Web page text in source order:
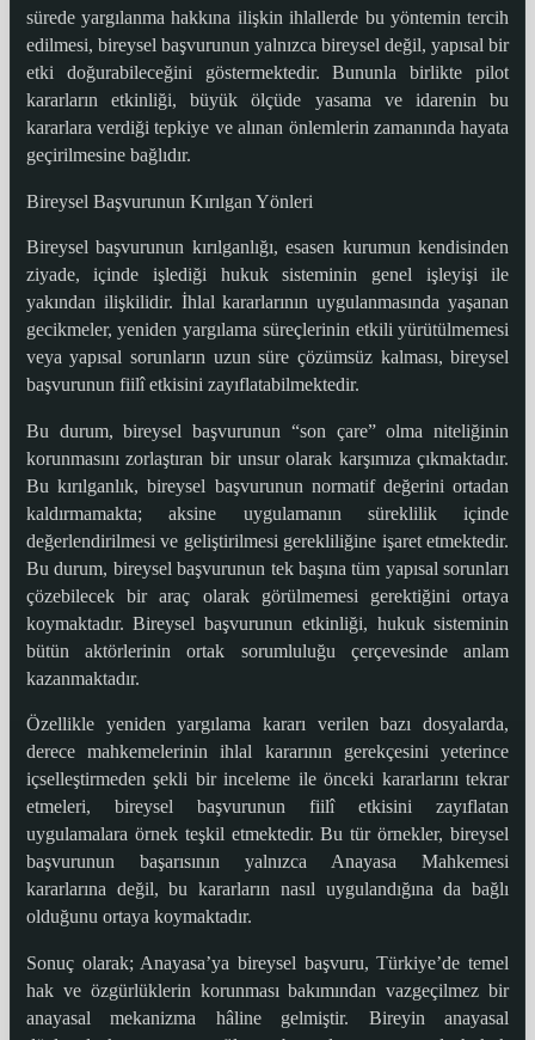
sürede yargılanma hakkına ilişkin ihlallerde bu yöntemin tercih
edilmesi, bireysel başvurunun yalnızca bireysel değil, yapısal bir
etki doğurabileceğini göstermektedir. Bununla birlikte pilot
kararların etkinliği, büyük ölçüde yasama ve idarenin bu
kararlara verdiği tepkiye ve alınan önlemlerin zamanında hayata
geçirilmesine bağlıdır.
Bireysel Başvurunun Kırılgan Yönleri
Bireysel başvurunun kırılganlığı, esasen kurumun kendisinden
ziyade, içinde işlediği hukuk sisteminin genel işleyişi ile
yakından ilişkilidir. İhlal kararlarının uygulanmasında yaşanan
gecikmeler, yeniden yargılama süreçlerinin etkili yürütülmemesi
veya yapısal sorunların uzun süre çözümsüz kalması, bireysel
başvurunun fiilî etkisini zayıflatabilmektedir.
Bu durum, bireysel başvurunun “son çare” olma niteliğinin
korunmasını zorlaştıran bir unsur olarak karşımıza çıkmaktadır.
Bu kırılganlık, bireysel başvurunun normatif değerini ortadan
kaldırmamakta; aksine uygulamanın süreklilik içinde
değerlendirilmesi ve geliştirilmesi gerekliliğine işaret etmektedir.
Bu durum, bireysel başvurunun tek başına tüm yapısal sorunları
çözebilecek bir araç olarak görülmemesi gerektiğini ortaya
koymaktadır. Bireysel başvurunun etkinliği, hukuk sisteminin
bütün aktörlerinin ortak sorumluluğu çerçevesinde anlam
kazanmaktadır.
Özellikle yeniden yargılama kararı verilen bazı dosyalarda,
derece mahkemelerinin ihlal kararının gerekçesini yeterince
içselleştirmeden şekli bir inceleme ile önceki kararlarını tekrar
etmeleri, bireysel başvurunun fiilî etkisini zayıflatan
uygulamalara örnek teşkil etmektedir. Bu tür örnekler, bireysel
başvurunun başarısının yalnızca Anayasa Mahkemesi
kararlarına değil, bu kararların nasıl uygulandığına da bağlı
olduğunu ortaya koymaktadır.
Sonuç olarak; Anayasa’ya bireysel başvuru, Türkiye’de temel
hak ve özgürlüklerin korunması bakımından vazgeçilmez bir
anayasal mekanizma hâline gelmiştir. Bireyin anayasal